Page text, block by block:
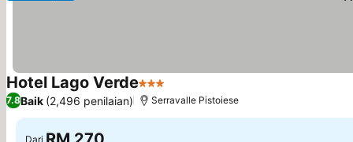
Hotel Lago Verde3 Bintang
7.8Baik (2,496 penilaian) Serravalle Pistoiese
Dari